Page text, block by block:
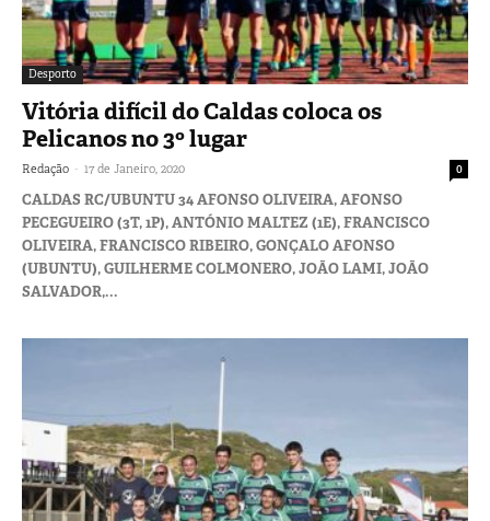
Desporto
Vitória difícil do Caldas coloca os
Pelicanos no 3º lugar
Redação - 17 de Janeiro, 2020 0
CALDAS RC/UBUNTU 34 AFONSO OLIVEIRA, AFONSO
PECEGUEIRO (3T, 1P), ANTÓNIO MALTEZ (1E), FRANCISCO
OLIVEIRA, FRANCISCO RIBEIRO, GONÇALO AFONSO
(UBUNTU), GUILHERME COLMONERO, JOÃO LAMI, JOÃO
SALVADOR,...